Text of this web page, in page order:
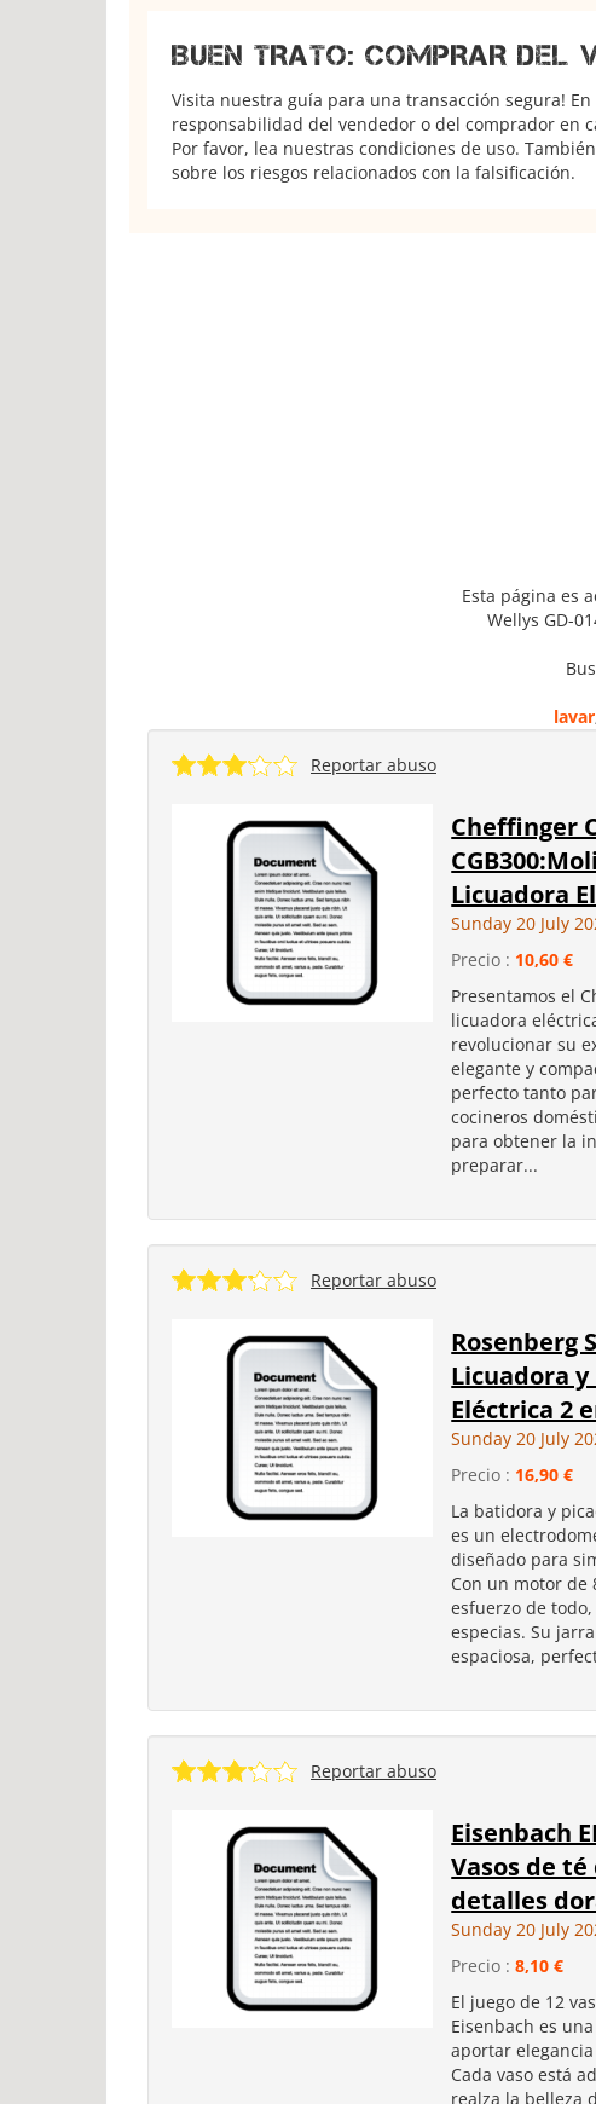
BUEN TRATO: COMPRAR DEL
Visita nuestra guía para una transacción segura!
responsabilidad del vendedor o del comprador en
Por favor, lea nuestras condiciones de uso.
sobre los riesgos relacionados con la falsificación.
Esta página es
Wellys GD-
lavar
Reportar abuso
Cheffinger
Licuadora
Sunday 20 July
Precio : 10,60 €
Presentamos el
licuadora
revolucionar su
elegante y
perfecto tanto
cocineros
para obtener la
preparar...
Reportar abuso
Rosenberg
Licuadora y
Eléctrica 2
Sunday 20 July
Precio : 16,90 €
La batidora y
es un
diseñado para
Con un motor de
esfuerzo de
especias. Su
espaciosa,
Reportar abuso
Eisenbach
Vasos de
detalles
Sunday 20 July
Precio :8,10 €
El juego de 12
Eisenbach es
aportar
Cada vaso está
realza la belleza